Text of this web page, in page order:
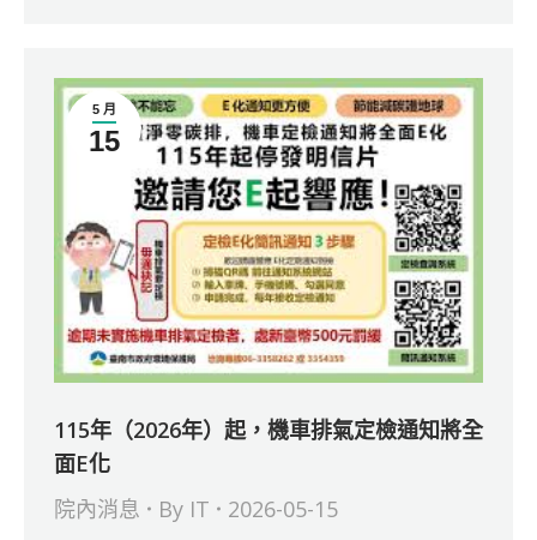
5 月
15
115年（2026年）起，機車排氣定檢通知將全
面E化
院內消息
By IT 2026-05-15